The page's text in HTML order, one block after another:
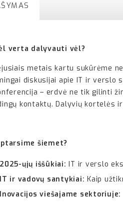
verta dalyvauti vėl?
metais kartu sukūrėme
diskusijai apie IT ir verslo
– erdvė ne tik gilinti
kontaktų. Dalyvių kortelės
šiemet?
2025-ųjų iššūkiai: IT ir verslo
IT ir vadovų santykiai: Kaip
Inovacijos viešajame sektoriuje: